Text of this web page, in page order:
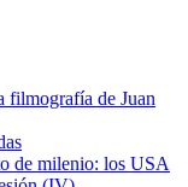
filmografía de Juan
de milenio: los USA